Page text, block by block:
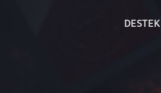
DESTEK